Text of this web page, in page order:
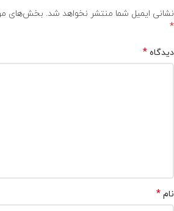
نشانی ایمیل شما منتشر نخواهد شد. بخش‌های
*
دیدگاه *
نام *